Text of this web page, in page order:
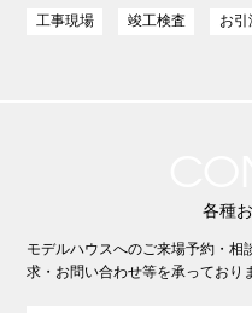
工事現場 竣工検査 お引
各種
モデルハウスへのご来場予約・相
求・お問い合わせ等を承っており